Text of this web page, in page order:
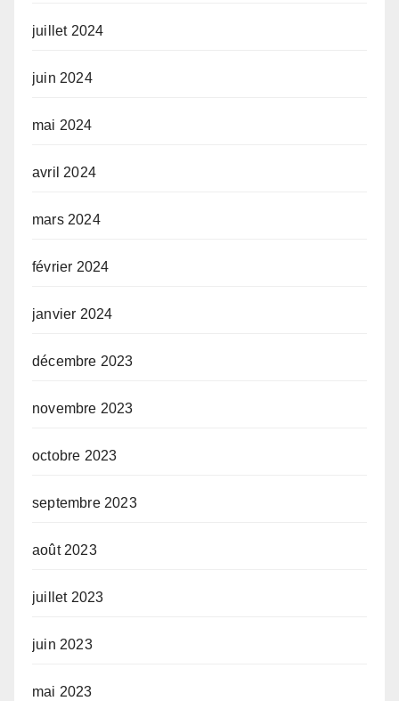
juillet 2024
juin 2024
mai 2024
avril 2024
mars 2024
février 2024
janvier 2024
décembre 2023
novembre 2023
octobre 2023
septembre 2023
août 2023
juillet 2023
juin 2023
mai 2023